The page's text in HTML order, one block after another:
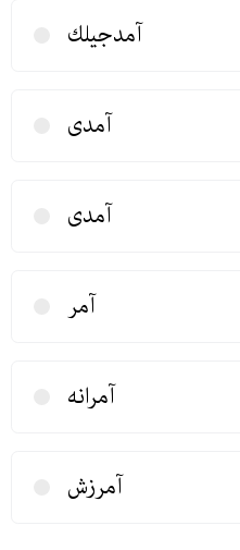
آمدجیلك
آمدی
آمدی
آمر
آمرانه
آمرزش